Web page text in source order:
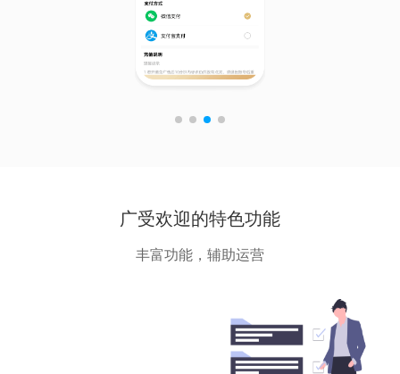
广受欢迎的特色功能
丰富功能，辅助运营